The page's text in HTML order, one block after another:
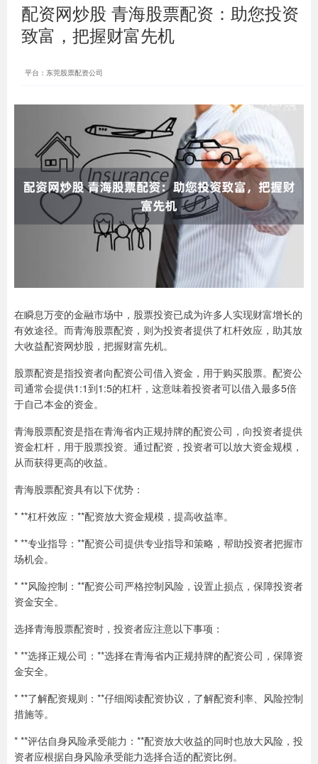
配资网炒股 青海股票配资：助您投资
致富，把握财富先机
平台：东莞股票配资公司
在瞬息万变的金融市场中，股票投资已成为许多人实现财富增长的
有效途径。而青海股票配资，则为投资者提供了杠杆效应，助其放
大收益配资网炒股，把握财富先机。
股票配资是指投资者向配资公司借入资金，用于购买股票。配资公
司通常会提供1:1到1:5的杠杆，这意味着投资者可以借入最多5倍
于自己本金的资金。
青海股票配资是指在青海省内正规持牌的配资公司，向投资者提供
资金杠杆，用于股票投资。通过配资，投资者可以放大资金规模，
从而获得更高的收益。
青海股票配资具有以下优势：
* **杠杆效应：**配资放大资金规模，提高收益率。
* **专业指导：**配资公司提供专业指导和策略，帮助投资者把握市
场机会。
* **风险控制：**配资公司严格控制风险，设置止损点，保障投资者
资金安全。
选择青海股票配资时，投资者应注意以下事项：
* **选择正规公司：**选择在青海省内正规持牌的配资公司，保障资
金安全。
* **了解配资规则：**仔细阅读配资协议，了解配资利率、风险控制
措施等。
* **评估自身风险承受能力：**配资放大收益的同时也放大风险，投
资者应根据自身风险承受能力选择合适的配资比例。